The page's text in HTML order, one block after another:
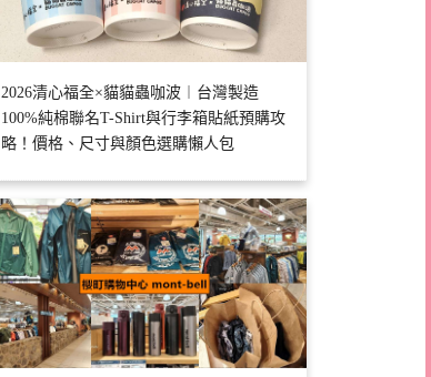
2026清心福全×貓貓蟲咖波︱台灣製造
100%純棉聯名T-Shirt與行李箱貼紙預購攻
略！價格、尺寸與顏色選購懶人包